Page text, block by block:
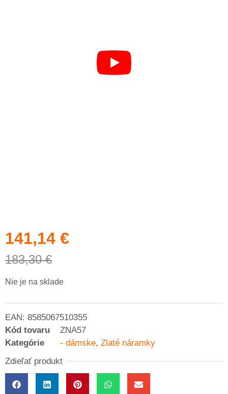
183,30€
141,14 €
Nie je na sklade
EAN: 8585067510355
Kód tovaru
ZNA57
Kategórie
- dámske, Zlaté náramky
Zdieľať produkt